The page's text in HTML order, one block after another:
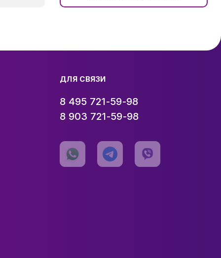
ДЛЯ СВЯЗИ
8 495 721-59-98
8 903 721-59-98